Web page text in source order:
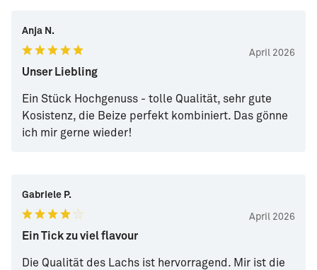
Anja N.
April 2026
Unser Liebling
Ein Stück Hochgenuss - tolle Qualität, sehr gute
Kosistenz, die Beize perfekt kombiniert. Das gönne
ich mir gerne wieder!
Gabriele P.
April 2026
Ein Tick zu viel flavour
Die Qualität des Lachs ist hervorragend. Mir ist die